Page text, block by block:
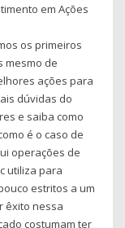
em Ações
os primeiros
mesmo de
ações para
dúvidas do
e saiba como
é o caso de
operações de
utiliza para
estritos a um
êxito nessa
costumam ter